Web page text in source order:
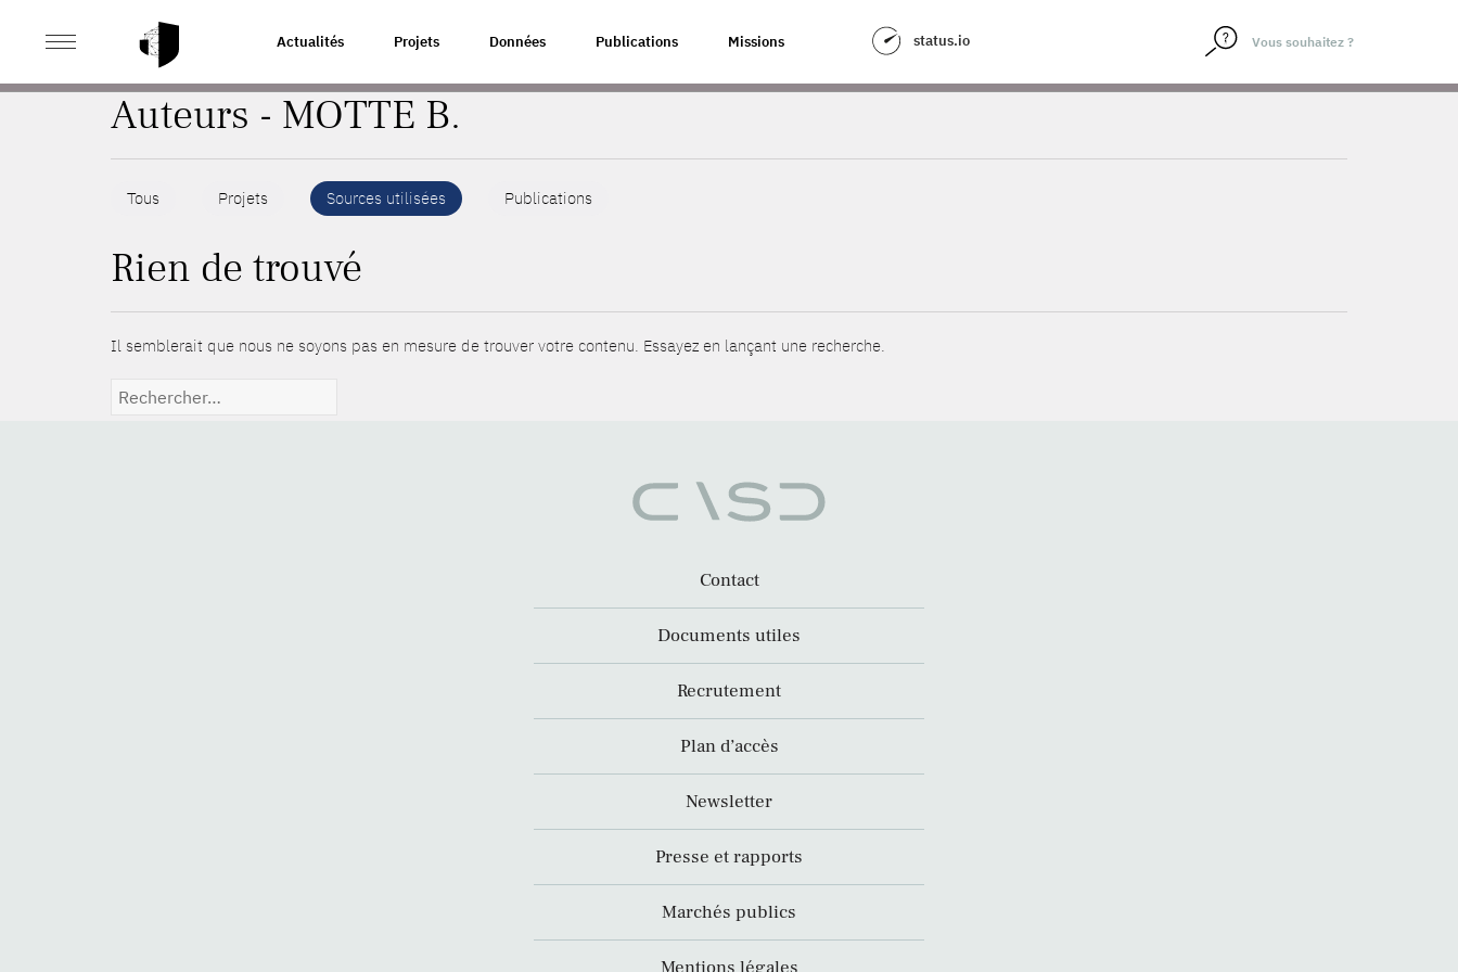
Actualités Projets Données Publications Missions status.io
ACCUEIL
Auteurs - MOTTE B.
Tous Projets Sources utilisées Publications
Rien de trouvé
Il semblerait que nous ne soyons pas en mesure de trouver votre contenu. Essayez en lançant une recherche.
Rechercher :
Contact
Documents utiles
Recrutement
Plan d’accès
Newsletter
Presse et rapports
Marchés publics